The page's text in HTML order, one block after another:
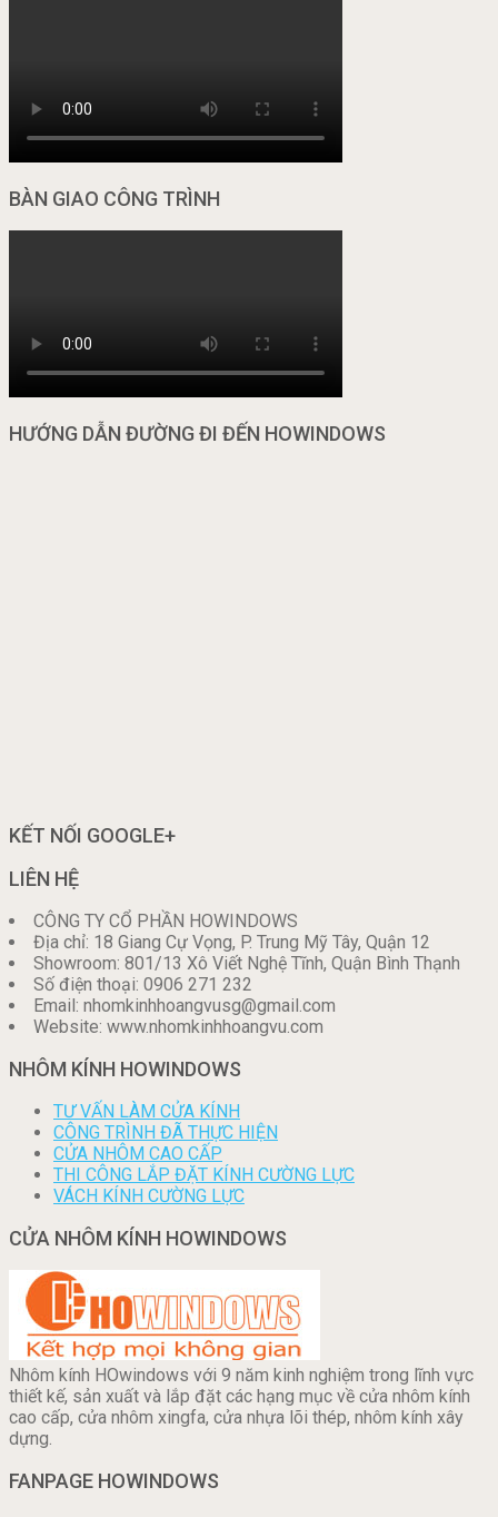
BÀN GIAO CÔNG TRÌNH
HƯỚNG DẪN ĐƯỜNG ĐI ĐẾN HOWINDOWS
KẾT NỐI GOOGLE+
LIÊN HỆ
CÔNG TY CỔ PHẦN HOWINDOWS
Địa chỉ: 18 Giang Cự Vọng, P. Trung Mỹ Tây, Quận 12
Showroom: 801/13 Xô Viết Nghệ Tĩnh, Quận Bình Thạnh
Số điện thoại: 0906 271 232
Email: nhomkinhhoangvusg@gmail.com
Website: www.nhomkinhhoangvu.com
NHÔM KÍNH HOWINDOWS
TƯ VẤN LÀM CỬA KÍNH
CÔNG TRÌNH ĐÃ THỰC HIỆN
CỬA NHÔM CAO CẤP
THI CÔNG LẮP ĐẶT KÍNH CƯỜNG LỰC
VÁCH KÍNH CƯỜNG LỰC
CỬA NHÔM KÍNH HOWINDOWS
Nhôm kính HOwindows với 9 năm kinh nghiệm trong lĩnh vực
thiết kế, sản xuất và lắp đặt các hạng mục về cửa nhôm kính
cao cấp, cửa nhôm xingfa, cửa nhựa lõi thép, nhôm kính xây
dựng.
FANPAGE HOWINDOWS